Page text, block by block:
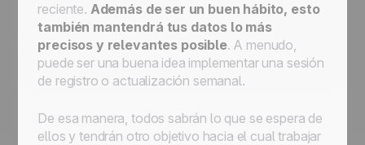
reciente. Además de ser un buen hábito, esto
también mantendrá tus datos lo más
precisos y relevantes posible. A menudo,
puede ser una buena idea implementar una sesión
de registro o actualización semanal.
De esa manera, todos sabrán lo que se espera de
ellos y tendrán otro objetivo hacia el cual trabajar